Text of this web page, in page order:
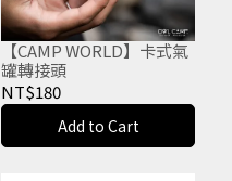
【CAMP WORLD】卡式氣
罐轉接頭
NT$180
Add to Cart